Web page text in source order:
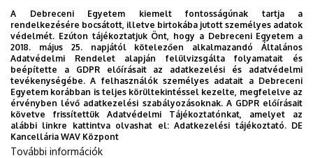
Bomba ötös (Tagjai:Ludas Liliána, Elek Barbara,
Sajtos Zoé, Lakatos Tamara, Hajdu Réka; NYSZC Zay
Anna Technikum és Kollégium)
Köszönjük a felkészülést, a versenyen való
aktív részvételt mindenkinek, az elért
eredményekhez pedig gratulálunk!
A Debreceni Egyetem kiemelt fontosságúnak tartja a
rendelkezésére bocsátott, illetve birtokába jutott személyes adatok
védelmét. Ezúton tájékoztatjuk Önt, hogy a Debreceni Egyetem a
2018. május 25. napjától kötelezően alkalmazandó Általános
Adatvédelmi Rendelet alapján felülvizsgálta folyamatait és
beépítette a GDPR előírásait az adatkezelési és adatvédelmi
tevékenységébe. A felhasználók személyes adatait a Debreceni
Egyetem korábban is teljes körültekintéssel kezelte, megfelelve az
érvényben lévő adatkezelési szabályozásoknak. A GDPR előírásait
követve frissítettük Adatvédelmi Tájékoztatónkat, amelyet az
alábbi linkre kattintva olvashat el:Adatkezelési tájékoztató. DE
Kancellária WAV Központ
További információk